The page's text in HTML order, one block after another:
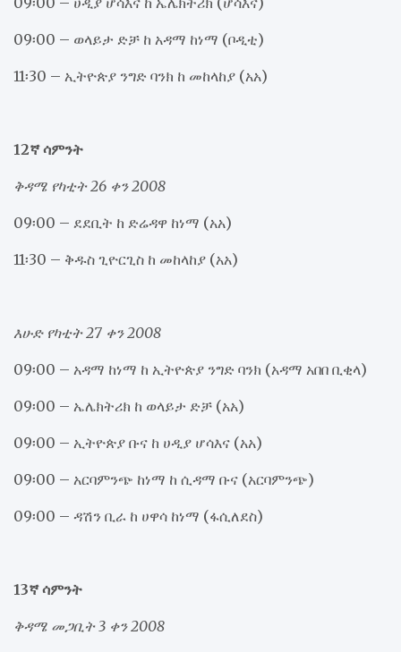
09፡00 – ወላይታ ድቻ ከ አዳማ ከነማ (ቦዲቲ)
11፡30 – ኢትዮጵያ ንግድ ባንክ ከ መከላከያ (አአ)
12ኛ ሳምንት
ቅዳሜ የካቲት 26 ቀን 2008
09፡00 – ደደቢት ከ ድሬዳዋ ከነማ (አአ)
11፡30 – ቅዱስ ጊዮርጊስ ከ መከላከያ (አአ)
እሁድ የካቲት 27 ቀን 2008
09፡00 – አዳማ ከነማ ከ ኢትዮጵያ ንግድ ባንክ (አዳማ አበበ ቢቂላ)
09፡00 – ኤሌክትሪክ ከ ወላይታ ድቻ (አአ)
09፡00 – ኢትዮጵያ ቡና ከ ሀዲያ ሆሳእና (አአ)
09፡00 – አርባምንጭ ከነማ ከ ሲዳማ ቡና (አርባምንጭ)
09፡00 – ዳሽን ቢራ ከ ሀዋሳ ከነማ (ፋሲለደስ)
13ኛ ሳምንት
ቅዳሜ መጋቢት 3 ቀን 2008